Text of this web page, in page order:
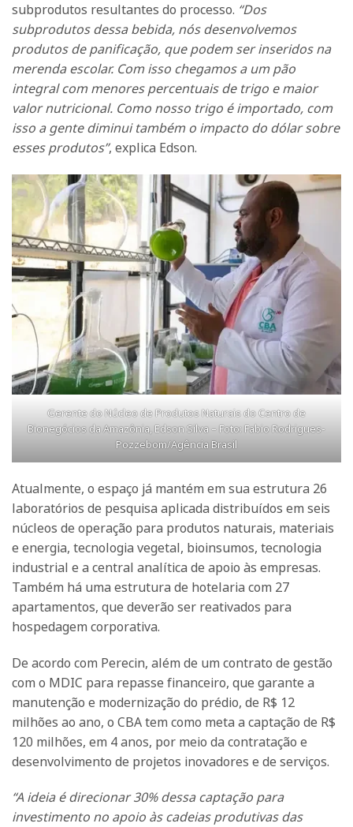
subprodutos resultantes do processo. “Dos
subprodutos dessa bebida, nós desenvolvemos
produtos de panificação, que podem ser inseridos na
merenda escolar. Com isso chegamos a um pão
integral com menores percentuais de trigo e maior
valor nutricional. Como nosso trigo é importado, com
isso a gente diminui também o impacto do dólar sobre
esses produtos”, explica Edson.
Gerente do Núcleo de Produtos Naturais do Centro de
Bionegócios da Amazônia, Edson Silva – Foto: Fabio Rodrigues-
Pozzebom/Agência Brasil
Atualmente, o espaço já mantém em sua estrutura 26
laboratórios de pesquisa aplicada distribuídos em seis
núcleos de operação para produtos naturais, materiais
e energia, tecnologia vegetal, bioinsumos, tecnologia
industrial e a central analítica de apoio às empresas.
Também há uma estrutura de hotelaria com 27
apartamentos, que deverão ser reativados para
hospedagem corporativa.
De acordo com Perecin, além de um contrato de gestão
com o MDIC para repasse financeiro, que garante a
manutenção e modernização do prédio, de R$ 12
milhões ao ano, o CBA tem como meta a captação de R$
120 milhões, em 4 anos, por meio da contratação e
desenvolvimento de projetos inovadores e de serviços.
“A ideia é direcionar 30% dessa captação para
investimento no apoio às cadeias produtivas das